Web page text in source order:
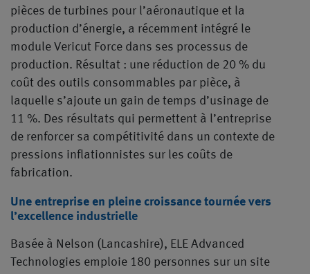
pièces de turbines pour l’aéronautique et la
production d’énergie, a récemment intégré le
module Vericut Force dans ses processus de
production. Résultat : une réduction de 20 % du
coût des outils consommables par pièce, à
laquelle s’ajoute un gain de temps d’usinage de
11 %. Des résultats qui permettent à l’entreprise
de renforcer sa compétitivité dans un contexte de
pressions inflationnistes sur les coûts de
fabrication.
Une entreprise en pleine croissance tournée vers
l’excellence industrielle
Basée à Nelson (Lancashire), ELE Advanced
Technologies emploie 180 personnes sur un site